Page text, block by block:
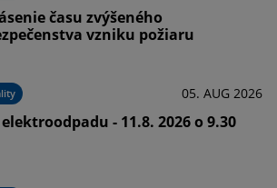
času zvýšeného
vzniku požiaru
05. AUG 2026
- 11.8. 2026 o 9.30